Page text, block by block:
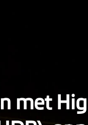
met